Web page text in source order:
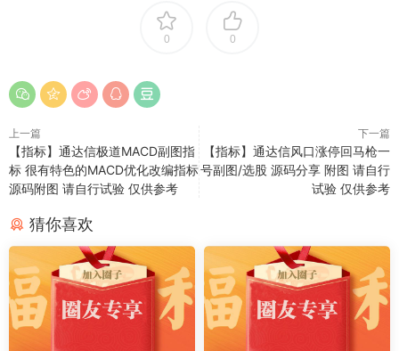
0 0
上一篇
【指标】通达信极道MACD副图指
标 很有特色的MACD优化改编指标
源码附图 请自行试验 仅供参考
下一篇
【指标】通达信风口涨停回马枪一
号副图/选股 源码分享 附图 请自行
试验 仅供参考
猜你喜欢